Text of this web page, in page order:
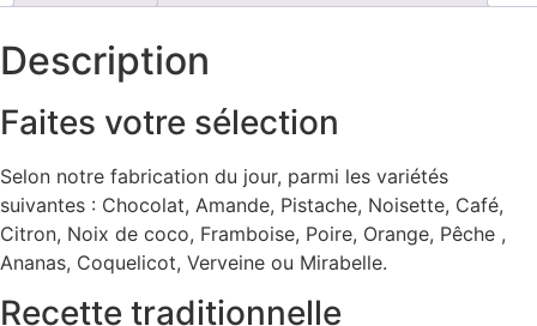
Description
Faites votre sélection
Selon notre fabrication du jour, parmi les variétés
suivantes : Chocolat, Amande, Pistache, Noisette, Café,
Citron, Noix de coco, Framboise, Poire, Orange, Pêche ,
Ananas, Coquelicot, Verveine ou Mirabelle.
Recette traditionnelle